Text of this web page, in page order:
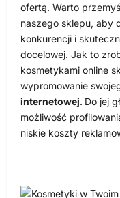
ofertą. Warto
naszego sklepu, aby
konkurencji i
docelowej. Jak to
kosmetykami online
wypromowanie
internetowej. Do jej
możliwość
niskie koszty